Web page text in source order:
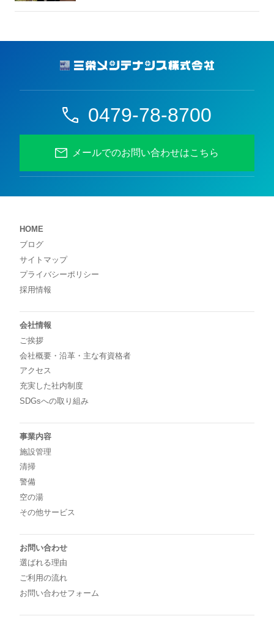
0479-78-8700
メールでのお問い合わせはこちら
HOME
ブログ
サイトマップ
プライバシーポリシー
採用情報
会社情報
ご挨拶
会社概要・沿革・主な有資格者
アクセス
充実した社内制度
SDGsへの取り組み
事業内容
施設管理
清掃
警備
空の湯
その他サービス
お問い合わせ
選ばれる理由
ご利用の流れ
お問い合わせフォーム